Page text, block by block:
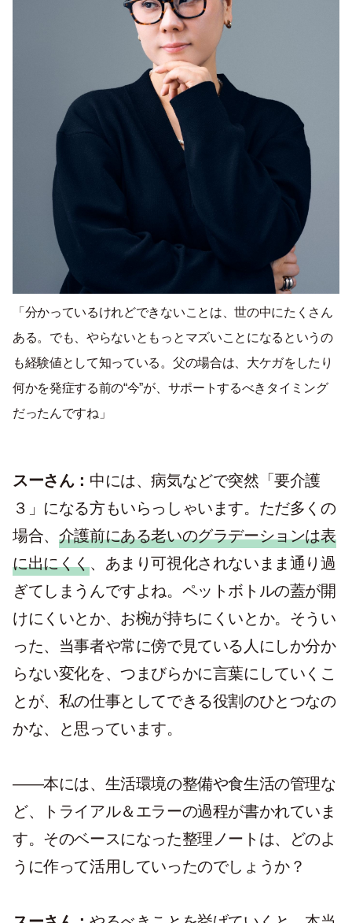
「分かっているけれどできないことは、世の中にたくさん
ある。でも、やらないともっとマズいことになるというの
も経験値として知っている。父の場合は、大ケガをしたり
何かを発症する前の“今”が、サポートするべきタイミング
だったんですね」
スーさん： 中には、病気などで突然「要介護
３」になる方もいらっしゃいます。ただ多くの
場合、 介護前にある老いのグラデーションは表
に出にくく、あまり可視化されないまま通り過
ぎてしまうんですよね。ペットボトルの蓋が開
けにくいとか、お椀が持ちにくいとか。そうい
った、当事者や常に傍で見ている人にしか分か
らない変化を、つまびらかに言葉にしていくこ
とが、私の仕事としてできる役割のひとつなの
かな、と思っています。
——本には、生活環境の整備や食生活の管理な
ど、トライアル＆エラーの過程が書かれていま
す。そのベースになった整理ノートは、どのよ
うに作って活用していったのでしょうか？